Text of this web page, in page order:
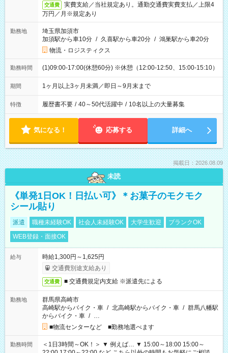
交通費
実費支給／当社規定あり。通勤交通費実費支払／上限4
万円／月※規定あり
勤務地
埼玉県加須市
加須駅から車10分 / 久喜駅から車20分 / 鴻巣駅から車20分
物流・ロジスティクス
勤務時間 (1)09:00-17:00(休憩60分) ※休憩（12:00-12:50、15:00-15:10）
期間 1ヶ月以上3ヶ月未満／即日～9月末まで
特徴 履歴書不要 / 40～50代活躍中 / 10名以上の大量募集
気になる！ 応募する 詳細へ
掲載日：2026.08.09
未読
《単発1日OK！日払い可》＊お菓子のモクモク
シール貼り
派遣 職種未経験OK 社会人未経験OK 大学生歓迎
ブランクOK
WEB登録・面接OK
給与
時給1,300円～1,625円
交通費別途支給あり
交通費 ■ 交通費規定内支給 ※派遣先による
勤務地
群馬県高崎市
高崎駅からバイク・車 / 北高崎駅からバイク・車 / 群馬八幡駅
からバイク・車 / …
■物流センターなど ■勤務地選べます
勤務時間
＜1日3時間～OK！＞ ▼ 例えば… ▼ 15:00～18:00 15:00～